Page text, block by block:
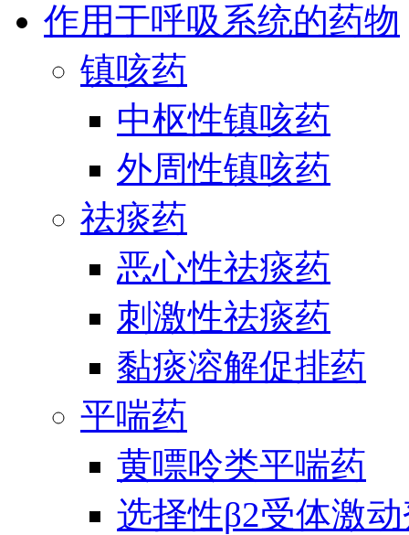
作用于呼吸系统的药物
镇咳药
中枢性镇咳药
外周性镇咳药
祛痰药
恶心性祛痰药
刺激性祛痰药
黏痰溶解促排药
平喘药
黄嘌呤类平喘药
选择性β2受体激